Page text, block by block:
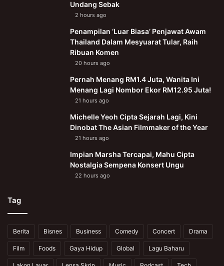
Undang Sebak
2 hours ago
Penampilan ‘Luar Biasa’ Penjawat Awam
Thailand Dalam Mesyuarat Tular, Raih
Ribuan Komen
20 hours ago
Pernah Menang RM1.4 Juta, Wanita Ini
Menang Lagi Nombor Ekor RM12.95 Juta!
21 hours ago
Michelle Yeoh Cipta Sejarah Lagi, Kini
Dinobat The Asian Filmmaker of the Year
21 hours ago
Impian Marsha Tercapai, Mahu Cipta
Nostalgia Sempena Konsert Ungu
22 hours ago
Tag
Berita Bisnes Business Comedy Concert Drama
Film Foods Gaya Hidup Global Lagu Baharu